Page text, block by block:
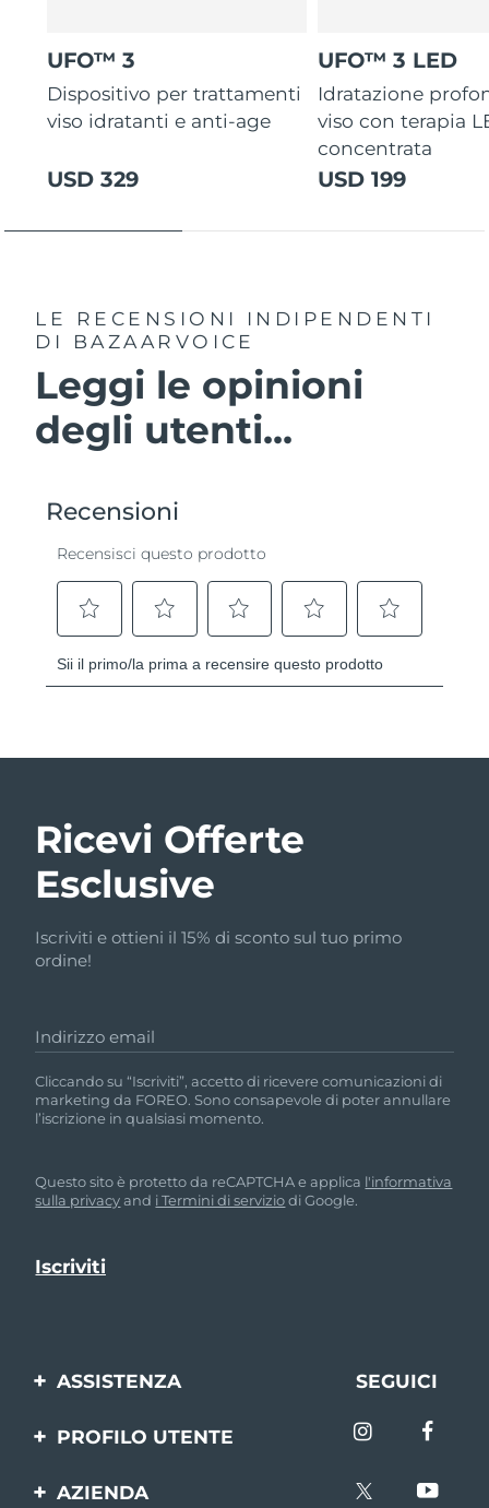
UFO™ 3
Dispositivo per trattamenti
viso idratanti e anti-age
USD 329
UFO™ 3 LED
Idratazione
viso con terapia
concentrata
USD 199
LE RECENSIONI INDIPENDENTI
DI BAZAARVOICE
Leggi le opinioni
degli utenti...
Ricevi Offerte
Esclusive
Iscriviti e ottieni il 15% di sconto sul tuo primo
ordine!
Indirizzo email
Cliccando su “Iscriviti”, accetto di ricevere comunicazioni di
marketing da FOREO. Sono consapevole di poter annullare
l’iscrizione in qualsiasi momento.
Questo sito è protetto da reCAPTCHA e applica l'informativa
sulla privacyand i Termini di serviziodi Google.
ASSISTENZA
Contattaci
SEGUICI
PROFILO UTENTE
prodotto
AZIENDA